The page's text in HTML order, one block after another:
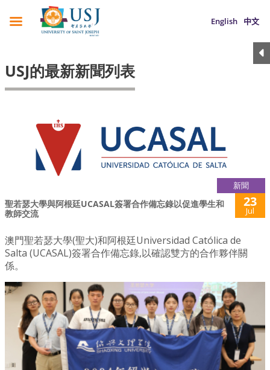
English 中文
USJ的最新新聞列表
新聞
聖若瑟大學與阿根廷UCASAL簽署合作備忘錄以促進學生和
教師交流
23
Jul
澳門聖若瑟大學(聖大)和阿根廷Universidad Católica de
Salta (UCASAL)簽署合作備忘錄,以確認雙方的合作夥伴關
係。